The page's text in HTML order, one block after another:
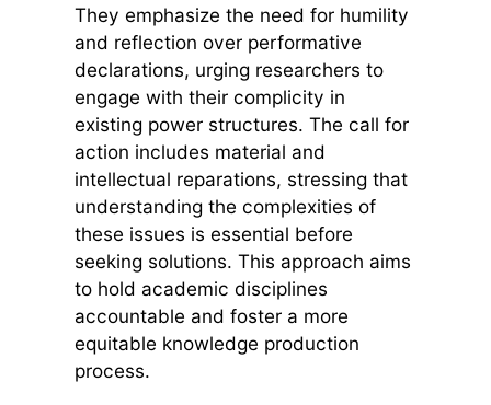
They emphasize the need for humility
and reflection over performative
declarations, urging researchers to
engage with their complicity in
existing power structures. The call for
action includes material and
intellectual reparations, stressing that
understanding the complexities of
these issues is essential before
seeking solutions. This approach aims
to hold academic disciplines
accountable and foster a more
equitable knowledge production
process.